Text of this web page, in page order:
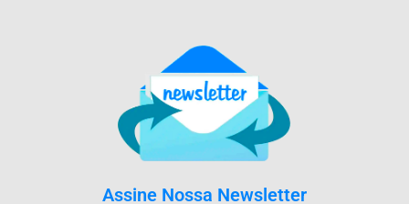
Assine Nossa Newsletter